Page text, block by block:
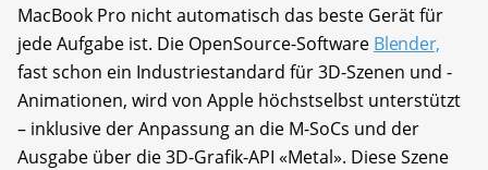
MacBook Pro nicht automatisch das beste Gerät für
jede Aufgabe ist. Die OpenSource-Software Blender,
fast schon ein Industriestandard für 3D-Szenen und -
Animationen, wird von Apple höchstselbst unterstützt
– inklusive der Anpassung an die M-SoCs und der
Ausgabe über die 3D-Grafik-API «Metal». Diese Szene